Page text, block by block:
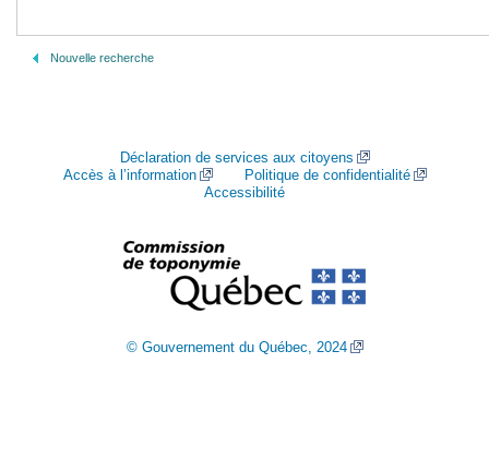
Nouvelle recherche
Déclaration de services aux citoyens
Accès à l’information
Politique de confidentialité
Accessibilité
© Gouvernement du Québec, 2024